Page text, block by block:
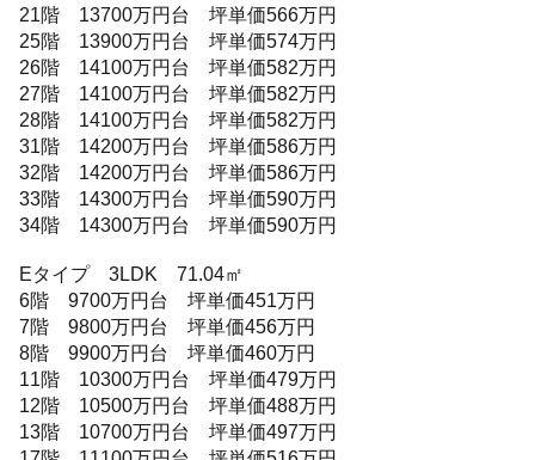
21階 13700万円台 坪単価566万円
25階 13900万円台 坪単価574万円
26階 14100万円台 坪単価582万円
27階 14100万円台 坪単価582万円
28階 14100万円台 坪単価582万円
31階 14200万円台 坪単価586万円
32階 14200万円台 坪単価586万円
33階 14300万円台 坪単価590万円
34階 14300万円台 坪単価590万円
Eタイプ 3LDK 71.04㎡
6階 9700万円台 坪単価451万円
7階 9800万円台 坪単価456万円
8階 9900万円台 坪単価460万円
11階 10300万円台 坪単価479万円
12階 10500万円台 坪単価488万円
13階 10700万円台 坪単価497万円